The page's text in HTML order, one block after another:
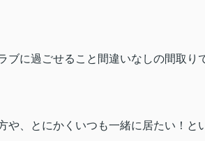
ブに過ごせること間違いなしの間取り
や、とにかくいつも一緒に居たい！と